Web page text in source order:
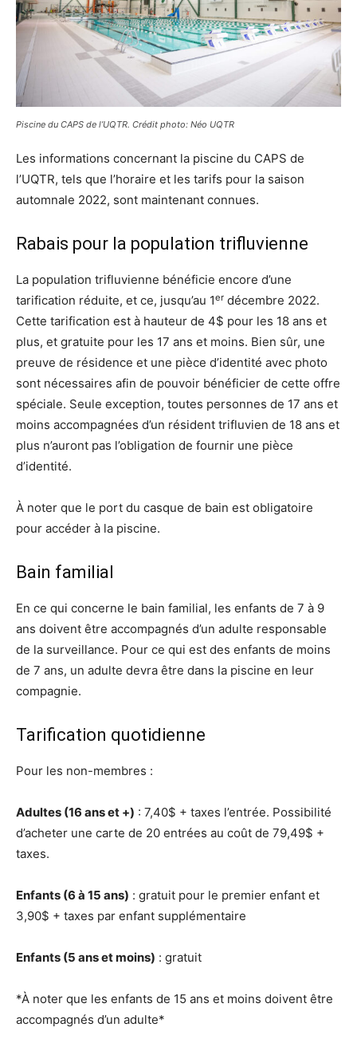
Piscine du CAPS de l’UQTR. Crédit photo: Néo UQTR
Les informations concernant la piscine du CAPS de
l’UQTR, tels que l’horaire et les tarifs pour la saison
automnale 2022, sont maintenant connues.
Rabais pour la population trifluvienne
La population trifluvienne bénéficie encore d’une
tarification réduite, et ce, jusqu’au 1er décembre 2022.
Cette tarification est à hauteur de 4$ pour les 18 ans et
plus, et gratuite pour les 17 ans et moins. Bien sûr, une
preuve de résidence et une pièce d’identité avec photo
sont nécessaires afin de pouvoir bénéficier de cette offre
spéciale. Seule exception, toutes personnes de 17 ans et
moins accompagnées d’un résident trifluvien de 18 ans et
plus n’auront pas l’obligation de fournir une pièce
d’identité.
À noter que le port du casque de bain est obligatoire
pour accéder à la piscine.
Bain familial
En ce qui concerne le bain familial, les enfants de 7 à 9
ans doivent être accompagnés d’un adulte responsable
de la surveillance. Pour ce qui est des enfants de moins
de 7 ans, un adulte devra être dans la piscine en leur
compagnie.
Tarification quotidienne
Pour les non-membres :
Adultes (16 ans et +) : 7,40$ + taxes l’entrée. Possibilité
d’acheter une carte de 20 entrées au coût de 79,49$ +
taxes.
Enfants (6 à 15 ans) : gratuit pour le premier enfant et
3,90$ + taxes par enfant supplémentaire
Enfants (5 ans et moins) : gratuit
*À noter que les enfants de 15 ans et moins doivent être
accompagnés d’un adulte*